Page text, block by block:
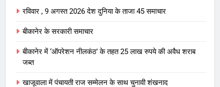
रविवार , 9 अगस्त 2026 देश दुनिया के ताजा 45 समाचार
बीकानेर के सरकारी समाचार
बीकानेर में ‘ऑपरेशन नीलकंठ’ के तहत 25 लाख रुपये की अवैध शराब
जब्त
खाजूवाला में पंचायती राज सम्मेलन के साथ चुनावी शंखनाद